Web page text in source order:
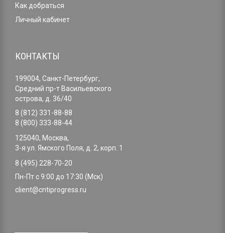
Как добраться
Личный кабинет
КОНТАКТЫ
199004, Санкт-Петербург,
Средний пр-т Васильевского
острова, д. 36/40
8 (812) 331-88-88
8 (800) 333-88-44
125040, Москва,
3-я ул. Ямского Поля, д. 2, корп. 1
8 (495) 228-70-20
Пн-Пт с 9:00 до 17:30 (Мск)
client@cntiprogress.ru